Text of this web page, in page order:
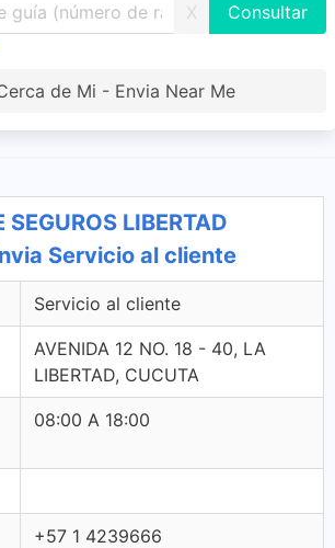
X
de Mi - Envia Near Me
SEGUROS LIBERTAD
Servicio al cliente
Servicio al cliente
AVENIDA 12 NO. 18 - 40, LA
LIBERTAD, CUCUTA
08:00 A 18:00
+57 1 4239666